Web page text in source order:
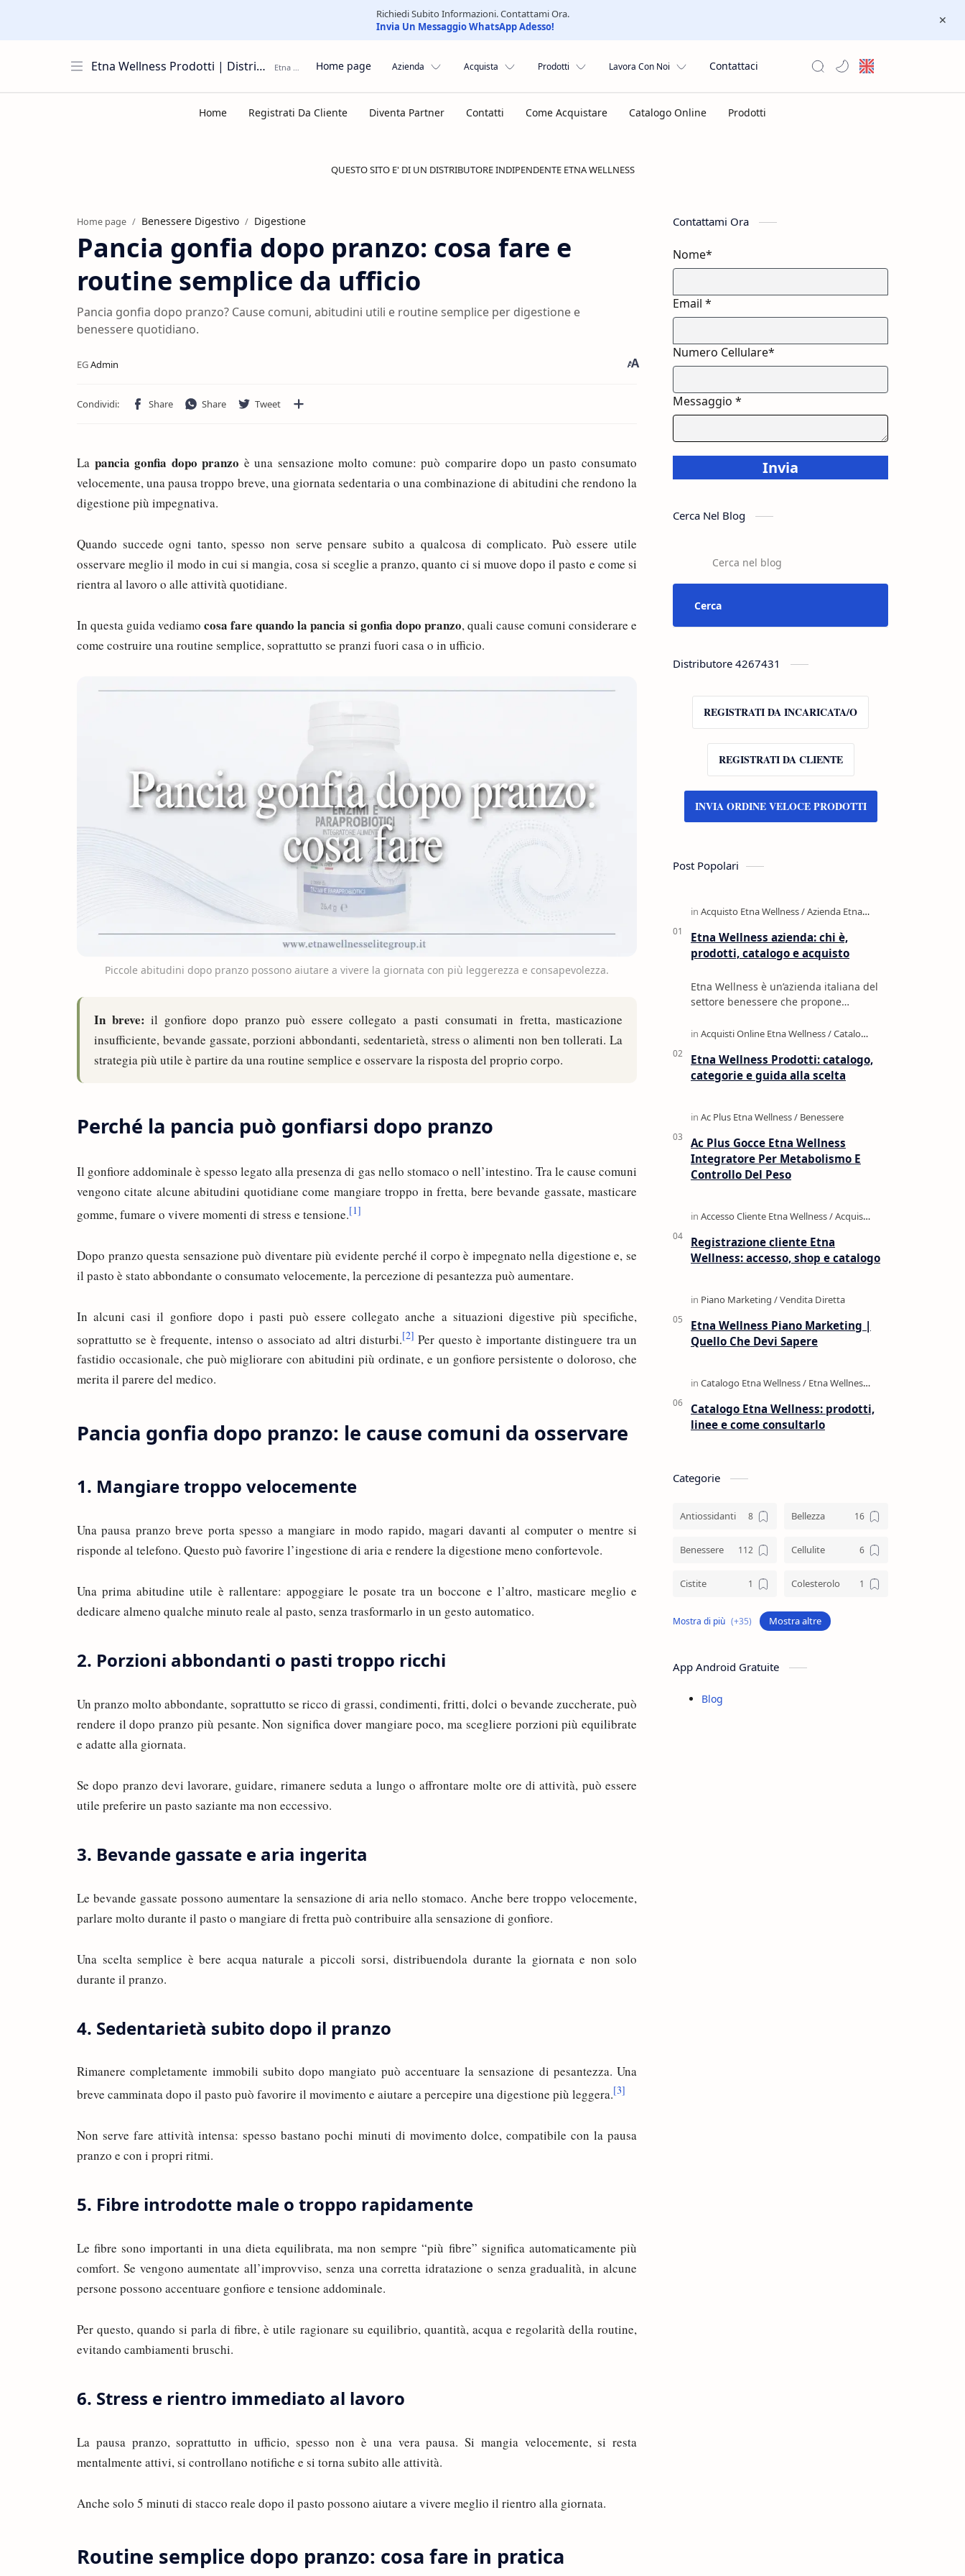
Richiedi Subito Informazioni. Contattami Ora.
Invia Un Messaggio WhatsApp Adesso!
Etna Wellness Prodotti | Distributore Elite Group Home page Azienda Acquista Prodotti Lavora Con Noi Contattaci
QUESTO SITO E' DI UN DISTRIBUTORE INDIPENDENTE ETNA WELLNESS
Home page Benessere Digestivo Digestione
Pancia gonfia dopo pranzo: cosa fare e
routine semplice da ufficio
Pancia gonfia dopo pranzo? Cause comuni, abitudini utili e routine semplice per digestione e
benessere quotidiano.
La pancia gonfia dopo pranzo è una sensazione molto comune: può comparire dopo un pasto consumato
velocemente, una pausa troppo breve, una giornata sedentaria o una combinazione di abitudini che rendono la
digestione più impegnativa.
Quando succede ogni tanto, spesso non serve pensare subito a qualcosa di complicato. Può essere utile
osservare meglio il modo in cui si mangia, cosa si sceglie a pranzo, quanto ci si muove dopo il pasto e come si
rientra al lavoro o alle attività quotidiane.
In questa guida vediamocosa fare quando la pancia si gonfia dopo pranzo, quali cause comuni considerare e
come costruire una routine semplice, soprattutto se pranzi fuori casa o in ufficio.
Piccole abitudini dopo pranzo possono aiutare a vivere la giornata con più leggerezza e consapevolezza.
In breve: il gonfiore dopo pranzo può essere collegato a pasti consumati in fretta, masticazione
insufficiente, bevande gassate, porzioni abbondanti, sedentarietà, stress o alimenti non ben tollerati. La
strategia più utile è partire da una routine semplice e osservare la risposta del proprio corpo.
Perché la pancia può gonfiarsi dopo pranzo
Il gonfiore addominale è spesso legato alla presenza di gas nello stomaco o nell’intestino. Tra le cause comuni
vengono citate alcune abitudini quotidiane come mangiare troppo in fretta, bere bevande gassate, masticare
gomme, fumare o vivere momenti di stress e tensione.[1]
Dopo pranzo questa sensazione può diventare più evidente perché il corpo è impegnato nella digestione e, se
il pasto è stato abbondante o consumato velocemente, la percezione di pesantezza può aumentare.
In alcuni casi il gonfiore dopo i pasti può essere collegato anche a situazioni digestive più specifiche,
soprattutto se è frequente, intenso o associato ad altri disturbi.[2] Per questo è importante distinguere tra un
fastidio occasionale, che può migliorare con abitudini più ordinate, e un gonfiore persistente o doloroso, che
merita il parere del medico.
Pancia gonfia dopo pranzo: le cause comuni da osservare
1. Mangiare troppo velocemente
Una pausa pranzo breve porta spesso a mangiare in modo rapido, magari davanti al computer o mentre si
risponde al telefono. Questo può favorire l’ingestione di aria e rendere la digestione meno confortevole.
Una prima abitudine utile è rallentare: appoggiare le posate tra un boccone e l’altro, masticare meglio e
dedicare almeno qualche minuto reale al pasto, senza trasformarlo in un gesto automatico.
2. Porzioni abbondanti o pasti troppo ricchi
Un pranzo molto abbondante, soprattutto se ricco di grassi, condimenti, fritti, dolci o bevande zuccherate, può
rendere il dopo pranzo più pesante. Non significa dover mangiare poco, ma scegliere porzioni più equilibrate
e adatte alla giornata.
Se dopo pranzo devi lavorare, guidare, rimanere seduta a lungo o affrontare molte ore di attività, può essere
utile preferire un pasto saziante ma non eccessivo.
3. Bevande gassate e aria ingerita
Le bevande gassate possono aumentare la sensazione di aria nello stomaco. Anche bere troppo velocemente,
parlare molto durante il pasto o mangiare di fretta può contribuire alla sensazione di gonfiore.
Una scelta semplice è bere acqua naturale a piccoli sorsi, distribuendola durante la giornata e non solo
durante il pranzo.
4. Sedentarietà subito dopo il pranzo
Rimanere completamente immobili subito dopo mangiato può accentuare la sensazione di pesantezza. Una
breve camminata dopo il pasto può favorire il movimento e aiutare a percepire una digestione più leggera.[3]
Non serve fare attività intensa: spesso bastano pochi minuti di movimento dolce, compatibile con la pausa
pranzo e con i propri ritmi.
5. Fibre introdotte male o troppo rapidamente
Le fibre sono importanti in una dieta equilibrata, ma non sempre “più fibre” significa automaticamente più
comfort. Se vengono aumentate all’improvviso, senza una corretta idratazione o senza gradualità, in alcune
persone possono accentuare gonfiore e tensione addominale.
Per questo, quando si parla di fibre, è utile ragionare su equilibrio, quantità, acqua e regolarità della routine,
evitando cambiamenti bruschi.
6. Stress e rientro immediato al lavoro
La pausa pranzo, soprattutto in ufficio, spesso non è una vera pausa. Si mangia velocemente, si resta
mentalmente attivi, si controllano notifiche e si torna subito alle attività.
Anche solo 5 minuti di stacco reale dopo il pasto possono aiutare a vivere meglio il rientro alla giornata.
Routine semplice dopo pranzo: cosa fare in pratica
Contattami Ora
Nome*
Email *
Numero Cellulare*
Messaggio *
Invia
Cerca Nel Blog
Distributore 4267431
REGISTRATI DA INCARICATA/O
REGISTRATI DA CLIENTE
INVIA ORDINE VELOCE PRODOTTI
Post Popolari
Etna Wellness azienda: chi è,
prodotti, catalogo e acquisto
Etna Wellness è un’azienda italiana del
settore benessere che propone
naturali, profumi e prodotti per la c…
Etna Wellness Prodotti: catalogo,
categorie e guida alla scelta
Ac Plus Gocce Etna Wellness
Integratore Per Metabolismo E
Controllo Del Peso
Registrazione cliente Etna
Wellness: accesso, shop e catalogo
Etna Wellness Piano Marketing |
Quello Che Devi Sapere
Catalogo Etna Wellness: prodotti,
linee e come consultarlo
Categorie
Antiossidanti Bellezza
Benessere Cellulite
Cistite Colesterolo
Collagene Colostro
Mostra altre
App Android Gratuite
Blog